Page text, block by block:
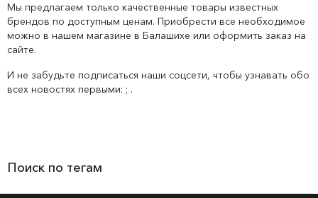
Мы предлагаем только качественные товары известных
брендов по доступным ценам. Приобрести все необходимое
можно в нашем магазине в Балашихе или оформить заказ на
сайте.
И не забудьте подписаться наши соцсети, чтобы узнавать обо
всех новостях первыми: ; .
Поиск по тегам